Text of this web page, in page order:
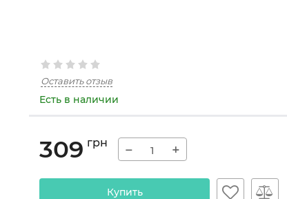
Оставить отзыв
Есть в наличии
309 грн − +
Купить